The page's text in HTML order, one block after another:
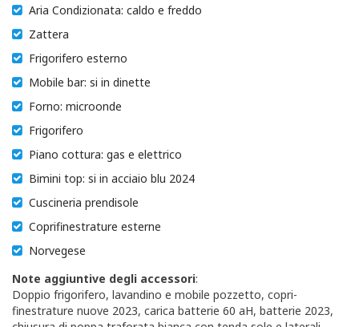
Aria Condizionata: caldo e freddo
Zattera
Frigorifero esterno
Mobile bar: si in dinette
Forno: microonde
Frigorifero
Piano cottura: gas e elettrico
Bimini top: si in acciaio blu 2024
Cuscineria prendisole
Coprifinestrature esterne
Norvegese
Note aggiuntive degli accessori:
Doppio frigorifero, lavandino e mobile pozzetto, copri-
finestrature nuove 2023, carica batterie 60 aH, batterie 2023,